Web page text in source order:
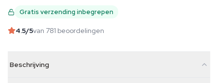
Gratis verzending inbegrepen
4.5/5van 781 beoordelingen
Beschrijving